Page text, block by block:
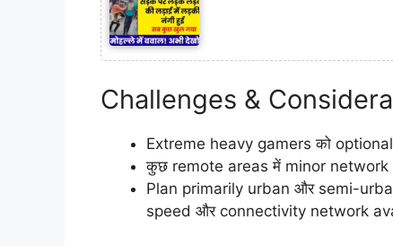
Challenges &
Extreme heavy gamers को
कुछ remote areas में minor network
Plan primarily urban और semi-
speed और connectivity network